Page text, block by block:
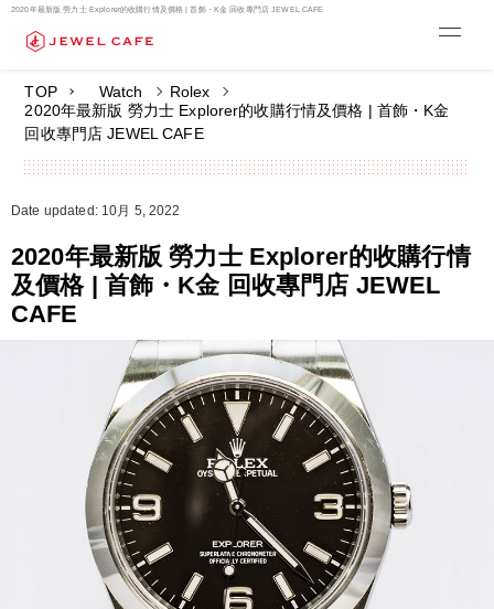
2020年最新版 勞力士 Explorer的收購行情及價格 | 首飾・K金 回收專門店 JEWEL CAFE
TOP Watch
Rolex
2020年最新版 勞力士 Explorer的收購行情及價格 | 首飾・K金
回收專門店 JEWEL CAFE
Date updated: 10月 5, 2022
2020年最新版 勞力士 Explorer的收購行情
及價格 | 首飾・K金 回收專門店 JEWEL
CAFE